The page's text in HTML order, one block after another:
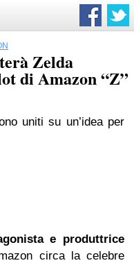
Zelda
di Amazon “Z”
uniti su un’idea per
e produttrice
circa la celebre